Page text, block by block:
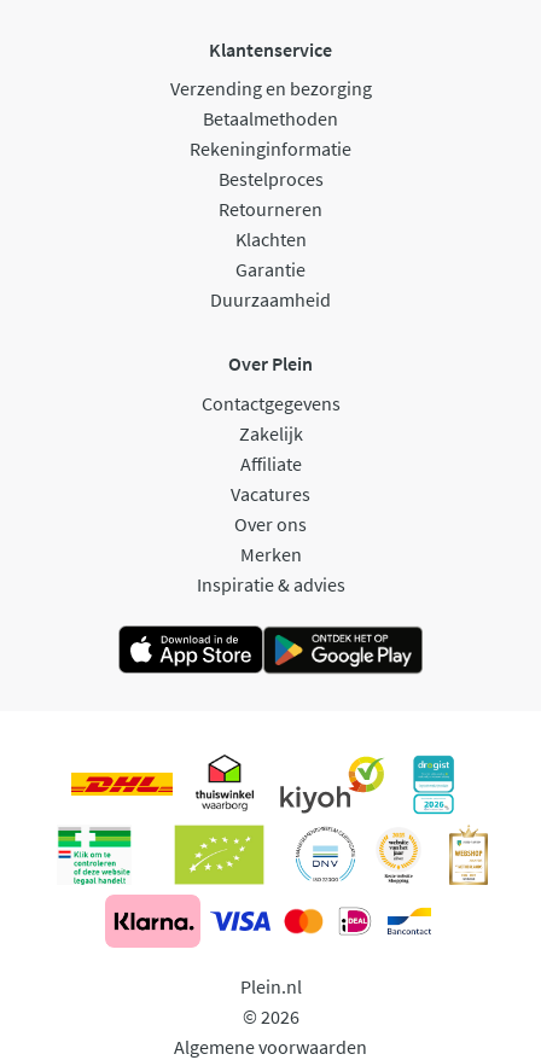
Klantenservice
Verzending en bezorging
Betaalmethoden
Rekeninginformatie
Bestelproces
Retourneren
Klachten
Garantie
Duurzaamheid
Over Plein
Contactgegevens
Zakelijk
Affiliate
Vacatures
Over ons
Merken
Inspiratie & advies
Plein.nl
© 2026
Algemene voorwaarden